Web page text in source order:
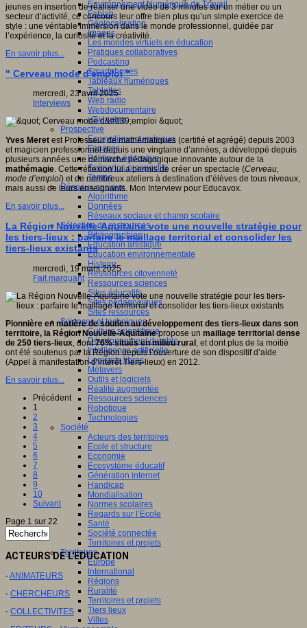
Environnement Numérique de Travail
Fablab
Géolocalisation
Images
Les mondes virtuels en éducation
Pratiques collaboratives
Podcasting
Smartphones
Tableaux numériques
Tablettes
Web radio
Webdocumentaire
eTwinning
Prospective
Ecosystème numérique
Espaces
Politique éducative
Scénarios prospectifs
Temps
Réseaux sociaux
Algorithme
Données
Réseaux sociaux et champ scolaire
Sélection de ressources
Bibliographies
Education artistique
Education environnementale
Histoire
Ressources citoyenneté
Ressources sciences
Sites éducatifs
Sites pédagogiques
Sites ressources
Sciences et techniques
Culture scientifique
Développement durable
Intelligence artificielle
Logiciels libres
Métavers
Outils et logiciels
Réalité augmentée
Ressources sciences
Robotique
Technologies
Société
Acteurs des territoires
Ecole et structure
Economie
Ecosystème éducatif
Génération internet
Handicap
Mondialisation
Normes scolaires
Regards sur l’Ecole
Santé
Société connectée
Territoires et projets
Territoires
Europe
International
Régions
Ruralité
Territoires et projets
Tiers lieux
Villes
jeunes en insertion de réaliser une vidéo de 3 minutes sur un métier ou un
secteur d’activité, ce concours leur offre bien plus qu’un simple exercice de
style : une véritable immersion dans le monde professionnel, guidée par
l’expérience, la curiosité et la créativité.
En savoir plus...
" Cerveau mode d'emploi "
mercredi, 23 avril 2025
Interviews
Yves Meret est Professeur de mathématiques (certifié et agrégé) depuis 2003
et magicien professionnel depuis une vingtaine d’années, a développé depuis
plusieurs années une démarche pédagogique innovante autour de la
mathémagie. Cette réflexion lui a permis de créer un spectacle (Cerveau,
mode d’emploi) et de nombreux ateliers à destination d’élèves de tous niveaux,
mais aussi de leurs enseignants. Mon Interview pour Educavox.
En savoir plus...
La Région Nouvelle-Aquitaine vote une nouvelle stratégie pour
les tiers-lieux : parfaire le maillage territorial et consolider les
tiers-lieux existants
mercredi, 19 mars 2025
Fait marquant
Pionnière en matière de soutien au développement des tiers-lieux dans son
territoire, la Région Nouvelle-Aquitainepropose un maillage territorial dense
de 250 tiers-lieux , dont76% situés en milieu rural , et dont plus de la moitié
ont été soutenus par la Région depuis l’ouverture de son dispositif d’aide
(Appel à manifestation d’intérêt Tiers-lieux) en 2012.
En savoir plus...
Précédent
1
2
3
4
5
6
7
8
9
10
Suivant
Page 1 sur 22
ACTEURS DE L'EDUCATION
-ANIMATEURS
- CHERCHEURS
- COLLECTIVITES